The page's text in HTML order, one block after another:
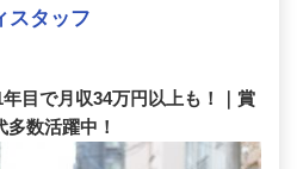
スタッフ
目で月収34万円以上も！｜賞
数活躍中！